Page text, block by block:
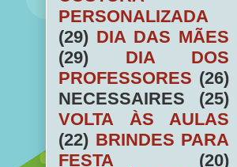
PERSONALIZADA
(29) DIA DAS MÃES
(29)
DIA DOS
PROFESSORES (26)
NECESSAIRES
(25)
VOLTA ÀS AULAS
(22) BRINDES PARA
FESTA
(20)